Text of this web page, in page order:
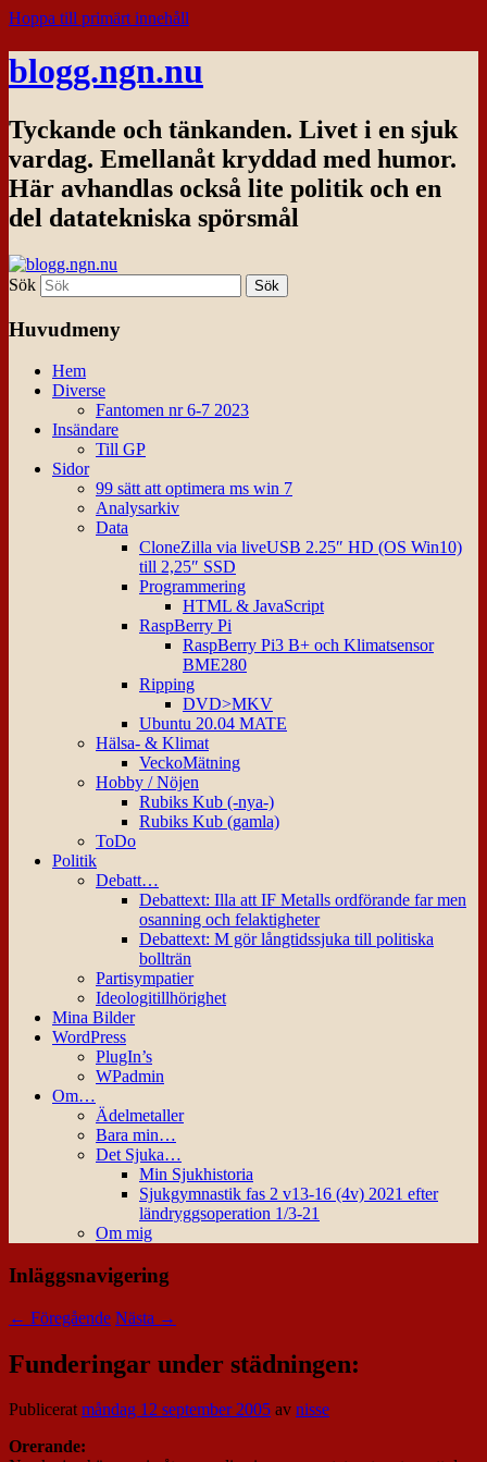
Hoppa till primärt innehåll
blogg.ngn.nu
Tyckande och tänkanden. Livet i en sjuk
vardag. Emellanåt kryddad med humor.
Här avhandlas också lite politik och en
del datatekniska spörsmål
Sök
Huvudmeny
Hem
Diverse
Fantomen nr 6-7 2023
Insändare
Till GP
Sidor
99 sätt att optimera ms win 7
Analysarkiv
Data
CloneZilla via liveUSB 2.25″ HD (OS Win10)
till 2,25″ SSD
Programmering
HTML & JavaScript
RaspBerry Pi
RaspBerry Pi3 B+ och Klimatsensor
BME280
Ripping
DVD>MKV
Ubuntu 20.04 MATE
Hälsa- & Klimat
VeckoMätning
Hobby / Nöjen
Rubiks Kub (-nya-)
Rubiks Kub (gamla)
ToDo
Politik
Debatt…
Debattext: Illa att IF Metalls ordförande far men
osanning och felaktigheter
Debattext: M gör långtidssjuka till politiska
bollträn
Partisympatier
Ideologitillhörighet
Mina Bilder
WordPress
PlugIn’s
WPadmin
Om…
Ädelmetaller
Bara min…
Det Sjuka…
Min Sjukhistoria
Sjukgymnastik fas 2 v13-16 (4v) 2021 efter
ländryggsoperation 1/3-21
Om mig
Inläggsnavigering
← Föregående Nästa →
Funderingar under städningen:
Publiceratmåndag 12 september 2005 av nisse
Orerande: